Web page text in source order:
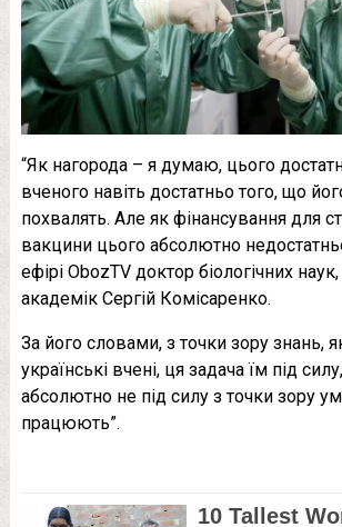
“Як нагорода – я думаю, цього
вченого навіть достатньо того, що
похвалять. Але як фінансування для
вакцини цього абсолютно
ефірі ObozTV доктор біологічних
академік Сергій Комісаренко.
За його словами, з точки зору знань,
українські вчені, ця задача їм під
абсолютно не під силу з точки зору
працюють”.